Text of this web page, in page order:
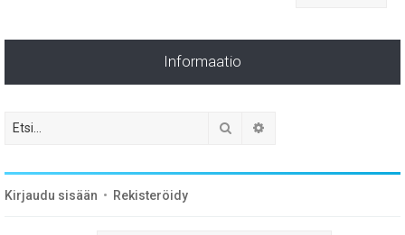
Informaatio
Kirjaudu sisään • Rekisteröidy